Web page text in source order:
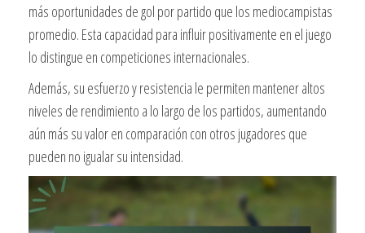
más oportunidades de gol por partido que los mediocampistas
promedio. Esta capacidad para influir positivamente en el juego
lo distingue en competiciones internacionales.
Además, su esfuerzo y resistencia le permiten mantener altos
niveles de rendimiento a lo largo de los partidos, aumentando
aún más su valor en comparación con otros jugadores que
pueden no igualar su intensidad.